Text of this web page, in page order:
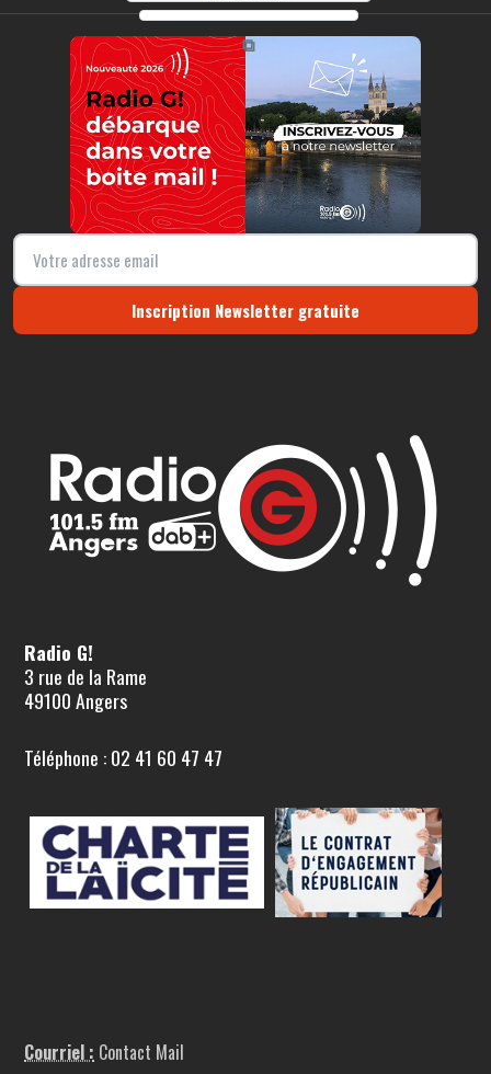
https://radio-g.fr?r179
⧉
Inscription Newsletter gratuite
Radio G!
3 rue de la Rame
49100 Angers
Téléphone : 02 41 60 47 47
Courriel : Contact Mail